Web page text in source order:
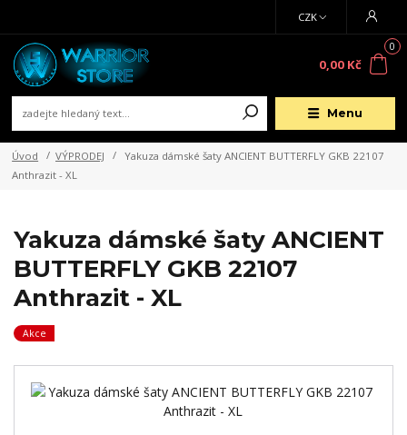
Menu
CZK
0
0,00 Kč
Úvod VÝPRODEJ
Yakuza dámské šaty ANCIENT BUTTERFLY GKB 22107
Anthrazit - XL
Yakuza dámské šaty ANCIENT
BUTTERFLY GKB 22107
Anthrazit - XL
Akce